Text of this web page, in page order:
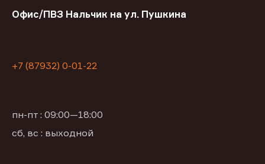
Офис/ПВЗ Нальчик на ул. Пушкина
+7 (87932) 0-01-22
пн-пт : 09:00—18:00
сб, вс : выходной